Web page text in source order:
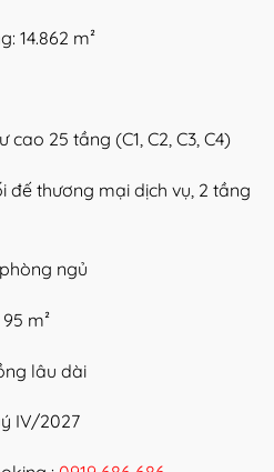
14.862 m²
25 tầng (C1, C2, C3, C4)
đế thương mại dịch vụ, 2 tầng
ngủ
m²
lâu dài
IV/2027